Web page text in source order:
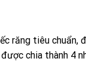
răng tiêu chuẩn,
chia thành 4